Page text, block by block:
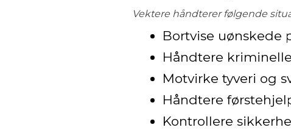
Vektere håndterer følgende
Bortvise uønskede
Håndtere
Motvirke tyveri og
Håndtere
Kontrollere